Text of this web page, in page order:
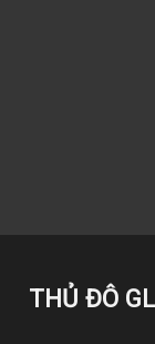
THỦ ĐÔ